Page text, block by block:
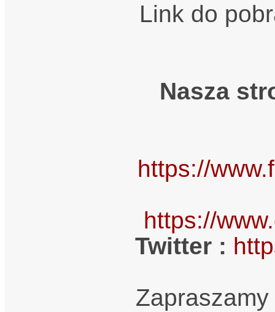
Link do
Nasza
https://
https://
Twitter :